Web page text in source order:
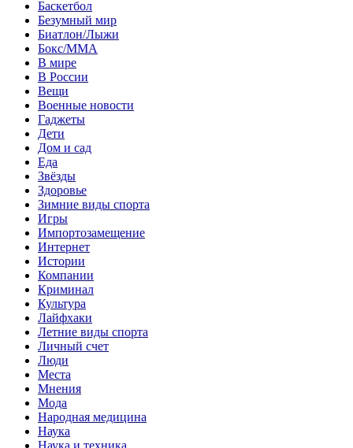
Баскетбол
Безумный мир
Биатлон/Лыжи
Бокс/MMA
В мире
В России
Вещи
Военные новости
Гаджеты
Дети
Дом и сад
Еда
Звёзды
Здоровье
Зимние виды спорта
Игры
Импортозамещение
Интернет
Истории
Компании
Криминал
Культура
Лайфхаки
Летние виды спорта
Личный счет
Люди
Места
Мнения
Мода
Народная медицина
Наука
Наука и техника